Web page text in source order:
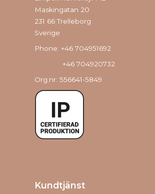
Maskingatan 20
231 66 Trelleborg
Sverige
Phone: +46 704951692
+46 704920732
Org.nr: 556641-5849
Kundtjänst